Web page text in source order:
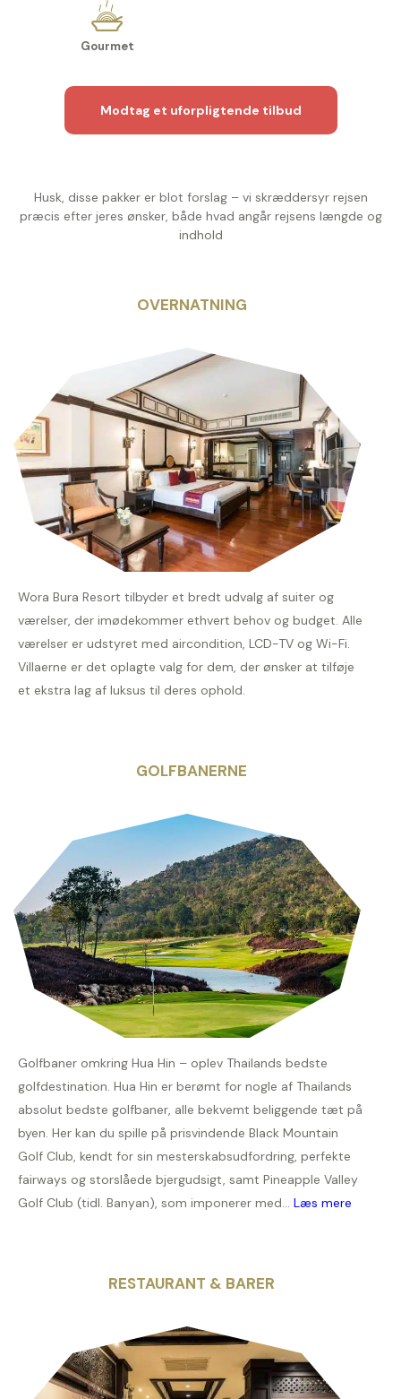
Gourmet
Modtag et uforpligtende tilbud
Husk, disse pakker er blot forslag – vi skræddersyr rejsen
præcis efter jeres ønsker, både hvad angår rejsens længde og
indhold
OVERNATNING
Wora Bura Resort tilbyder et bredt udvalg af suiter og
værelser, der imødekommer ethvert behov og budget. Alle
værelser er udstyret med aircondition, LCD-TV og Wi-Fi.
Villaerne er det oplagte valg for dem, der ønsker at tilføje
et ekstra lag af luksus til deres ophold.
GOLFBANERNE
Golfbaner omkring Hua Hin – oplev Thailands bedste
golfdestination. Hua Hin er berømt for nogle af Thailands
absolut bedste golfbaner, alle bekvemt beliggende tæt på
byen. Her kan du spille på prisvindende Black Mountain
Golf Club, kendt for sin mesterskabsudfordring, perfekte
fairways og storslåede bjergudsigt, samt Pineapple Valley
Golf Club (tidl. Banyan), som imponerer med... Læs mere
RESTAURANT & BARER